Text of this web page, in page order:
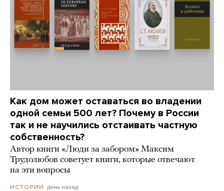
Как дом может оставаться во владении
одной семьи 500 лет? Почему в России
так и не научились отстаивать частную
собственность?
Автор книги «Люди за забором» Максим
Трудолюбов советует книги, которые отвечают
на эти вопросы
ИСТОРИИ день назад